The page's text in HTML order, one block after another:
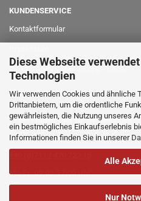
Diese Webseite
Technologien
Wir verwenden Cookies und ähnliche
Drittanbietern, um die ordentliche
gewährleisten, die Nutzung unseres
ein bestmögliches Einkaufserlebnis
Informationen finden Sie in unserer
Alle
Nur
KUNDENSERVICE
Kontaktformular
Ihr Fahrzeugmodell nicht gefunden?
info@classicshop24.de
bei Fragen oder für Bestellungen
rufen Sie einfach an:
Mo-Fr. 09:00-17:00 Uhr